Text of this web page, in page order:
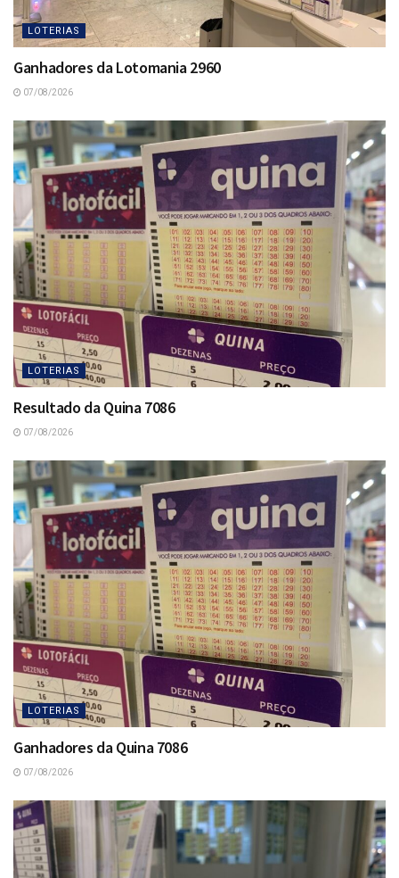
LOTERIAS
Ganhadores da Lotomania 2960
07/08/2026
LOTERIAS
Resultado da Quina 7086
07/08/2026
LOTERIAS
Ganhadores da Quina 7086
07/08/2026